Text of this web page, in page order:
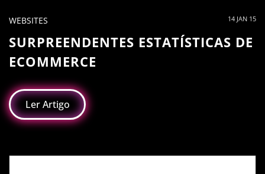
WEBSITES 14 JAN 15
SURPREENDENTES ESTATÍSTICAS DE
ECOMMERCE
Ler Artigo